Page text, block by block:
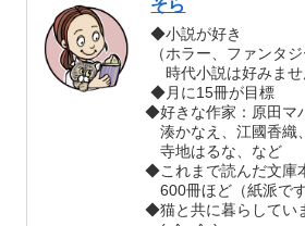
そら
◆小説が好き
（ホラー、ファンタジ
時代小説は好みませ
◆月に15冊が目標
◆好きな作家：原田マ
湊かなえ、江國香織、
寺地はるな、など
◆これまで読んだ文庫
600冊ほど（紙派です
◆猫と共に暮らしてい